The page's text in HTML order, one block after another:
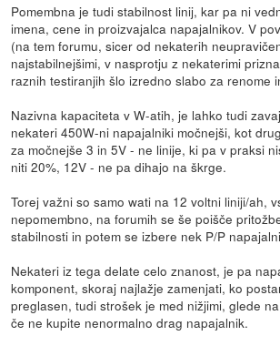
Pomembna je tudi stabilnost linij, kar pa ni
imena, cene in proizvajalca napajalnikov. V
(na tem forumu, sicer od nekaterih
najstabilnejšimi, v nasprotju z nekaterimi
raznih testiranjih šlo izredno slabo za renome
Nazivna kapaciteta v W-atih, je lahko tudi
nekateri 450W-ni napajalniki močnejši, kot
za močnejše 3 in 5V - ne linije, ki pa v praksi
niti 20%, 12V - ne pa dihajo na škrge.
Torej važni so samo wati na 12 voltni liniji/ah,
nepomembno, na forumih se še poišče
stabilnosti in potem se izbere nek P/P
Nekateri iz tega delate celo znanost, je pa
komponent, skoraj najlažje zamenjati, ko
preglasen, tudi strošek je med nižjimi, glede
če ne kupite nenormalno drag napajalnik.